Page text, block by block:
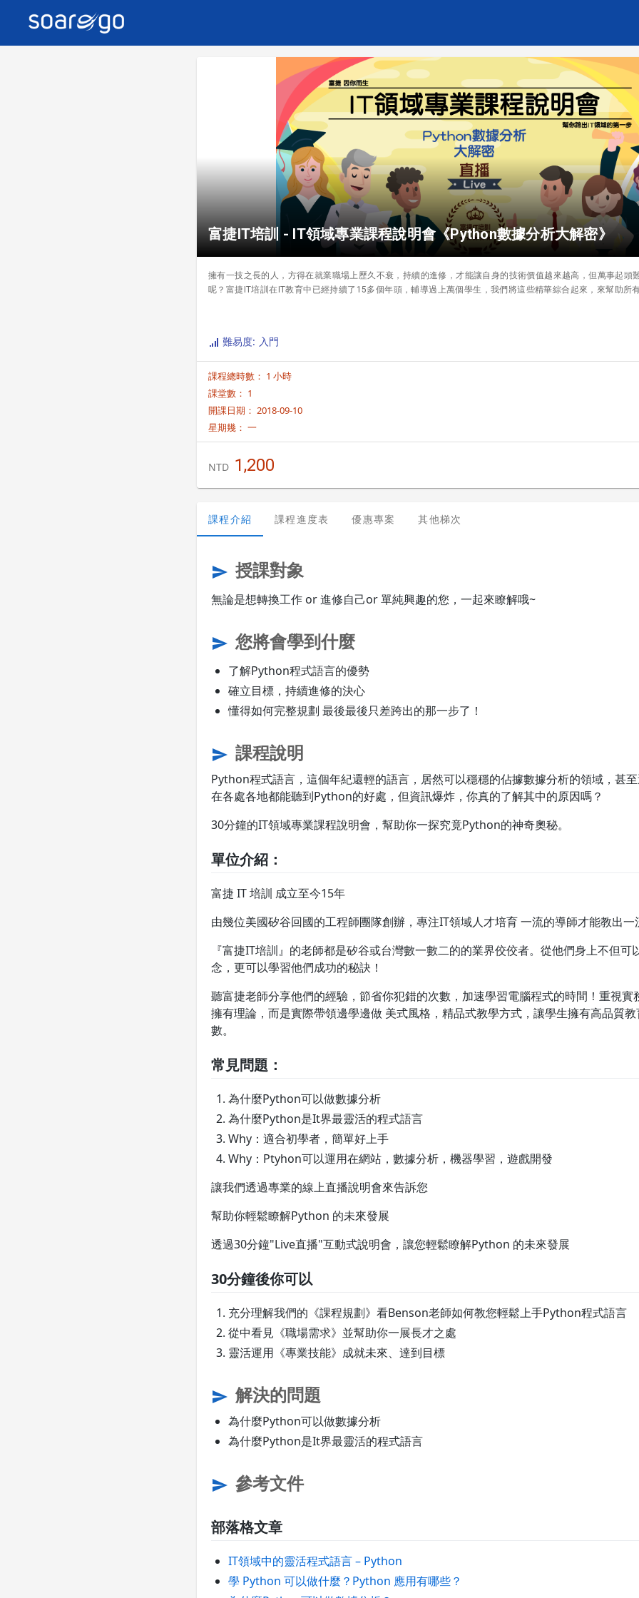
富捷IT培訓 - IT領域專業課程說明會《Python數據分析大解密》
擁有一技之長的人，方得在就業職場上歷久不衰，持續的進修，才能讓自身的技術價值越來越高，但萬事起頭
呢？富捷IT培訓在IT教育中已經持續了15多個年頭，輔導過上萬個學生，我們將這些精華綜合起來，來幫助所
難易度: 入門
課程總時數： 1 小時
課堂數： 1
開課日期： 2018-09-10
星期幾： 一
NTD 1,200
課程介紹 課程進度表 優惠專案 其他梯次
send 授課對象
無論是想轉換工作 or 進修自己or 單純興趣的您，一起來瞭解哦~
send 您將會學到什麼
了解Python程式語言的優勢
確立目標，持續進修的決心
懂得如何完整規劃 最後最後只差跨出的那一步了！
send 課程說明
Python程式語言，這個年紀還輕的語言，居然可以穩穩的佔據數據分析的領域，甚
在各處各地都能聽到Python的好處，但資訊爆炸，你真的了解其中的原因嗎？
30分鐘的IT領域專業課程說明會，幫助你一探究竟Python的神奇奧秘。
單位介紹：
富捷 IT 培訓 成立至今15年
由幾位美國矽谷回國的工程師團隊創辦，專注IT領域人才培育 一流的導師才能教出一
『富捷IT培訓』的老師都是矽谷或台灣數一數二的的業界佼佼者。從他們身上不但可
念，更可以學習他們成功的秘訣！
聽富捷老師分享他們的經驗，節省你犯錯的次數，加速學習電腦程式的時間！重視實
擁有理論，而是實際帶領邊學邊做 美式風格，精品式教學方式，讓學生擁有高品質
數。
常見問題：
為什麼Python可以做數據分析
為什麼Python是It界最靈活的程式語言
Why：適合初學者，簡單好上手
Why：Ptyhon可以運用在網站，數據分析，機器學習，遊戲開發
讓我們透過專業的線上直播說明會來告訴您
幫助你輕鬆瞭解Python 的未來發展
透過30分鐘"Live直播"互動式說明會，讓您輕鬆瞭解Python 的未來發展
30分鐘後你可以
充分理解我們的《課程規劃》看Benson老師如何教您輕鬆上手Python程式語言
從中看見《職場需求》並幫助你一展長才之處
靈活運用《專業技能》成就未來、達到目標
send 解決的問題
為什麼Python可以做數據分析
為什麼Python是It界最靈活的程式語言
send 參考文件
部落格文章
IT領域中的靈活程式語言 – Python
學 Python 可以做什麼？Python 應用有哪些？